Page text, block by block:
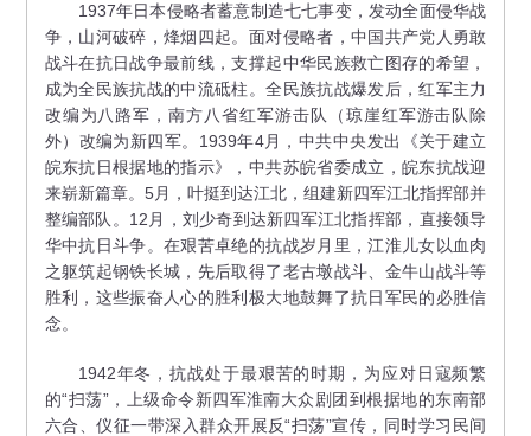
1937年日本侵略者蓄意制造七七事变，发动全面侵华战
争，山河破碎，烽烟四起。面对侵略者，中国共产党人勇敢
战斗在抗日战争最前线，支撑起中华民族救亡图存的希望，
成为全民族抗战的中流砥柱。全民族抗战爆发后，红军主力
改编为八路军，南方八省红军游击队（琼崖红军游击队除
外）改编为新四军。1939年4月，中共中央发出《关于建立
皖东抗日根据地的指示》，中共苏皖省委成立，皖东抗战迎
来崭新篇章。5月，叶挺到达江北，组建新四军江北指挥部并
整编部队。12月，刘少奇到达新四军江北指挥部，直接领导
华中抗日斗争。在艰苦卓绝的抗战岁月里，江淮儿女以血肉
之躯筑起钢铁长城，先后取得了老古墩战斗、金牛山战斗等
胜利，这些振奋人心的胜利极大地鼓舞了抗日军民的必胜信
念。
1942年冬，抗战处于最艰苦的时期，为应对日寇频繁
的“扫荡”，上级命令新四军淮南大众剧团到根据地的东南部
六合、仪征一带深入群众开展反“扫荡”宣传，同时学习民间